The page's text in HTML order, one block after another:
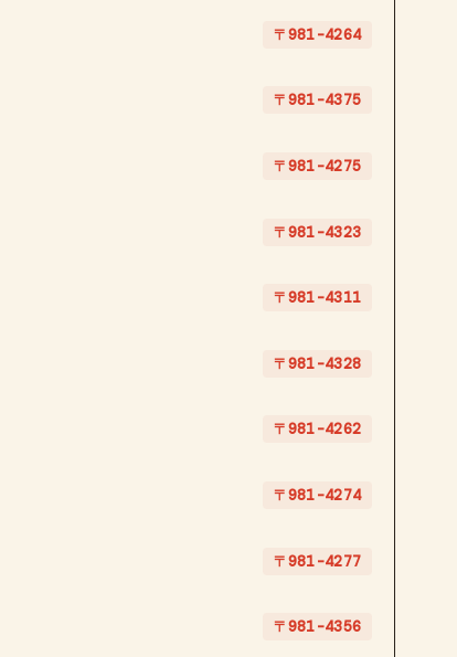
〒981-4264
〒981-4375
〒981-4275
〒981-4323
〒981-4311
〒981-4328
〒981-4262
〒981-4274
〒981-4277
〒981-4356